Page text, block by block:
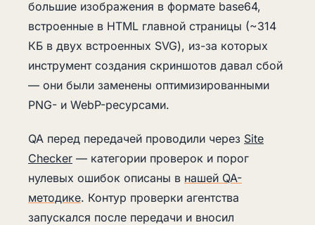
большие изображения в формате base64,
встроенные в HTML главной страницы (~314
КБ в двух встроенных SVG), из-за которых
инструмент создания скриншотов давал сбой
— они были заменены оптимизированными
PNG- и WebP-ресурсами.
QA перед передачей проводили через Site
Checker — категории проверок и порог
нулевых ошибок описаны в нашей QA-
методике. Контур проверки агентства
запускался после передачи и вносил